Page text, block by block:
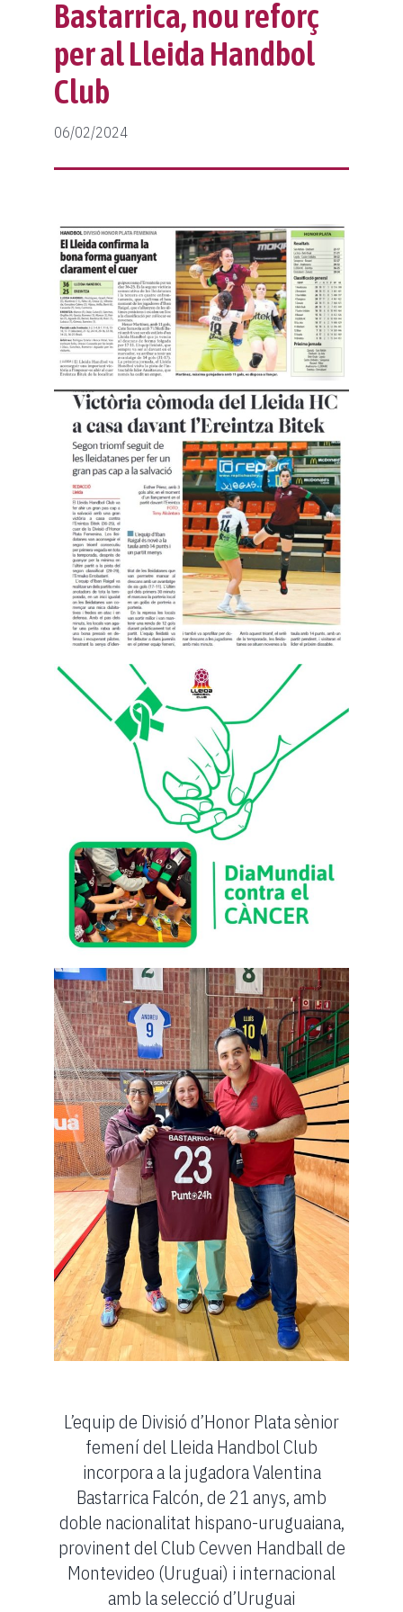
Fes-te soci
Col·laboradors
Protocol lesions
Calendari
Normativa
Galeria
Contacte
Botiga
Bastarrica, nou reforç
per al Lleida Handbol
Club
06/02/2024
L’equip de Divisió d’Honor Plata sènior
femení del Lleida Handbol Club
incorpora a la jugadora Valentina
Bastarrica Falcón, de 21 anys, amb
doble nacionalitat hispano-uruguaiana,
provinent del Club Cevven Handball de
Montevideo (Uruguai) i internacional
amb la selecció d’Uruguai